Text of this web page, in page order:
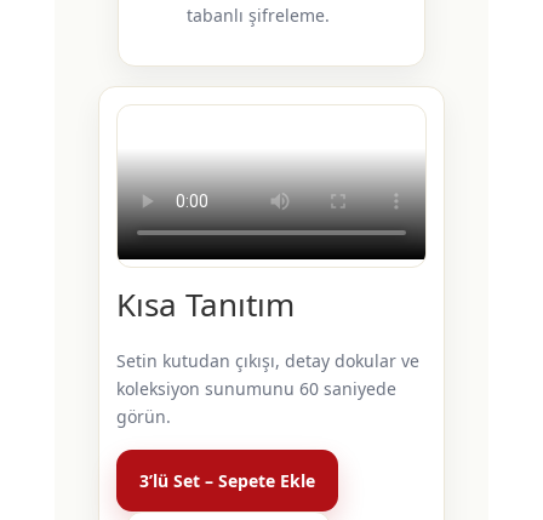
tabanlı şifreleme.
Kısa Tanıtım
Setin kutudan çıkışı, detay dokular ve
koleksiyon sunumunu 60 saniyede
görün.
3’lü Set – Sepete Ekle